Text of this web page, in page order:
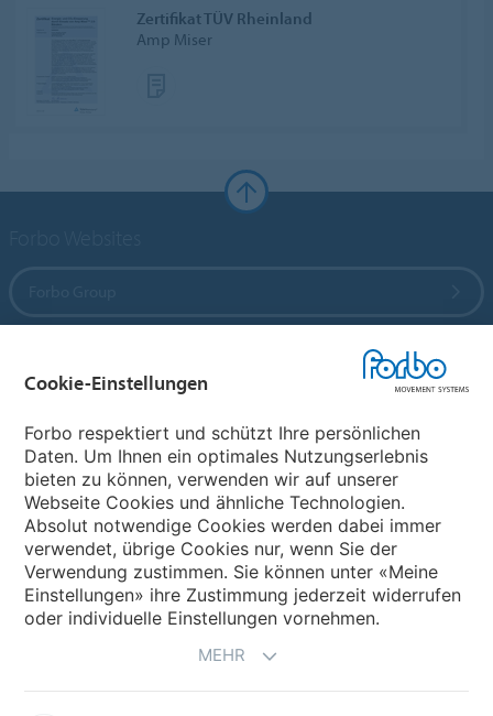
Zertifikat TÜV Rheinland
Amp Miser
Wählen Sie ein Land
Wählen Sie Ihr Land
Cookie-Einstellungen
Forbo respektiert und schützt Ihre persönlichen
Daten. Um Ihnen ein optimales Nutzungserlebnis
bieten zu können, verwenden wir auf unserer
Webseite Cookies und ähnliche Technologien.
Absolut notwendige Cookies werden dabei immer
verwendet, übrige Cookies nur, wenn Sie der
Verwendung zustimmen. Sie können unter «Meine
Einstellungen» ihre Zustimmung jederzeit widerrufen
oder individuelle Einstellungen vornehmen.
MEHR